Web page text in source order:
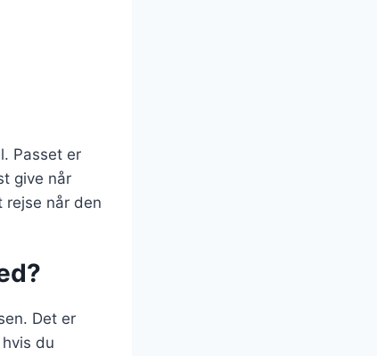
Passet er
give når
rejse når den
Det er
du